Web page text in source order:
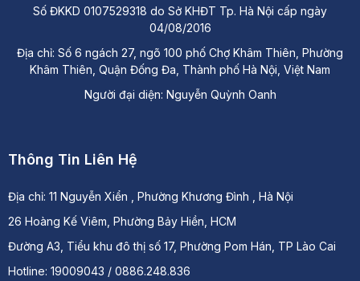
Thông Tin Liên Hệ
Địa chỉ: 11 Nguyễn Xiển , Phường Khương Đình , Hà Nội
26 Hoàng Kế Viêm, Phường Bảy Hiền, HCM
Đường A3, Tiểu khu đô thị số 17, Phường Pom Hán, TP Lào Cai
Hotline: 19009043 / 0886.248.836
Số ĐKKD 0107529318 do Sở KHĐT Tp. Hà Nội cấp ngày
04/08/2016
Địa chỉ: Số 6 ngách 27, ngõ 100 phố Chợ Khâm Thiên, Phường
Khâm Thiên, Quận Đống Đa, Thành phố Hà Nội, Việt Nam
Người đại diện: Nguyễn Quỳnh Oanh